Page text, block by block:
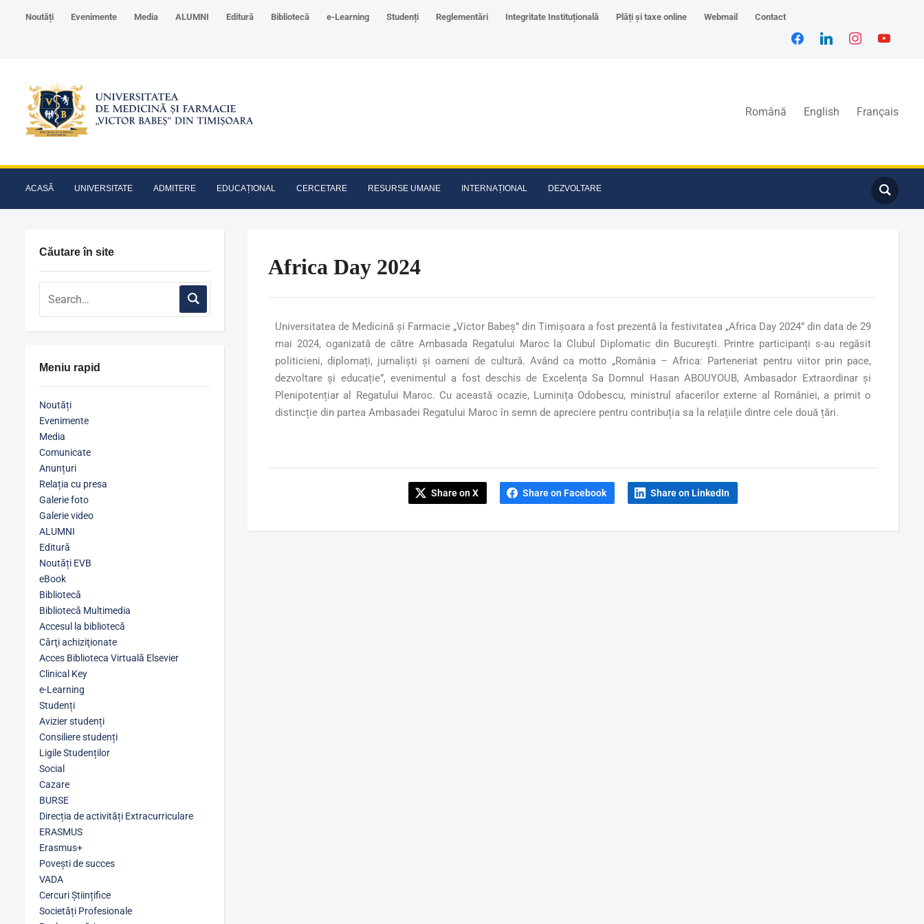
Noutăți Evenimente Media ALUMNI Editură Bibliotecă e-Learning Studenți Reglementări Integritate Instituțională Plăți și taxe online Webmail Contact
Română English Français
ACASĂ UNIVERSITATE ADMITERE EDUCAȚIONAL CERCETARE RESURSE UMANE INTERNAȚIONAL DEZVOLTARE
Căutare în site
Meniu rapid
Noutăți
Evenimente
Media
Comunicate
Anunțuri
Relația cu presa
Galerie foto
Galerie video
ALUMNI
Editură
Noutăți EVB
eBook
Bibliotecă
Bibliotecă Multimedia
Accesul la bibliotecă
Cărţi achiziţionate
Acces Biblioteca Virtuală Elsevier
Clinical Key
e-Learning
Studenți
Avizier studenți
Consiliere studenți
Ligile Studenților
Social
Cazare
BURSE
Direcția de activități Extracurriculare
ERASMUS
Erasmus+
Povești de succes
VADA
Cercuri Științifice
Societăți Profesionale
Africa Day 2024
Universitatea de Medicină și Farmacie „Victor Babeș” din Timișoara a fost prezentă la festivitatea „Africa Day 2024” din data de 29
mai 2024, oganizată de către Ambasada Regatului Maroc la Clubul Diplomatic din București. Printre participanți s-au regăsit
politicieni, diplomați, jurnaliști și oameni de cultură. Având ca motto „România – Africa: Parteneriat pentru viitor prin pace,
dezvoltare și educație”, evenimentul a fost deschis de Excelența Sa Domnul Hasan ABOUYOUB, Ambasador Extraordinar și
Plenipotențiar al Regatului Maroc. Cu această ocazie, Luminița Odobescu, ministrul afacerilor externe al României, a primit o
distincție din partea Ambasadei Regatului Maroc în semn de apreciere pentru contribuția sa la relațiile dintre cele două țări.
Share on X Share on Facebook Share on LinkedIn